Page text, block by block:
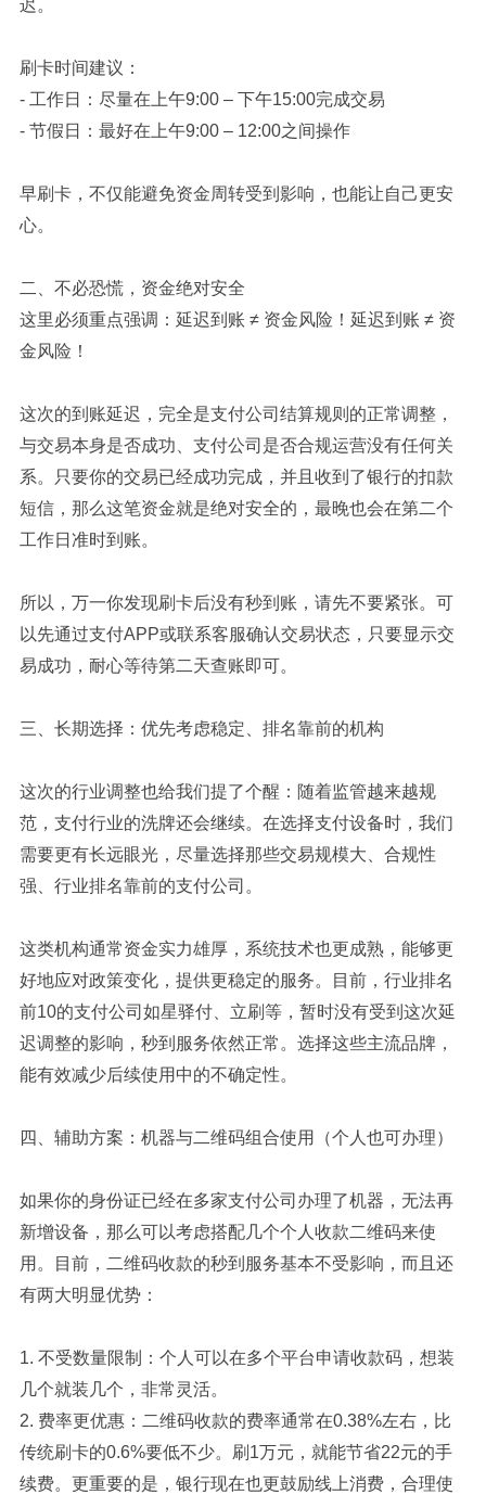
迟。
刷卡时间建议：
- 工作日：尽量在上午9:00 – 下午15:00完成交易
- 节假日：最好在上午9:00 – 12:00之间操作
早刷卡，不仅能避免资金周转受到影响，也能让自己更安
心。
二、不必恐慌，资金绝对安全
这里必须重点强调：延迟到账 ≠ 资金风险！延迟到账 ≠ 资
金风险！
这次的到账延迟，完全是支付公司结算规则的正常调整，
与交易本身是否成功、支付公司是否合规运营没有任何关
系。只要你的交易已经成功完成，并且收到了银行的扣款
短信，那么这笔资金就是绝对安全的，最晚也会在第二个
工作日准时到账。
所以，万一你发现刷卡后没有秒到账，请先不要紧张。可
以先通过支付APP或联系客服确认交易状态，只要显示交
易成功，耐心等待第二天查账即可。
三、长期选择：优先考虑稳定、排名靠前的机构
这次的行业调整也给我们提了个醒：随着监管越来越规
范，支付行业的洗牌还会继续。在选择支付设备时，我们
需要更有长远眼光，尽量选择那些交易规模大、合规性
强、行业排名靠前的支付公司。
这类机构通常资金实力雄厚，系统技术也更成熟，能够更
好地应对政策变化，提供更稳定的服务。目前，行业排名
前10的支付公司如星驿付、立刷等，暂时没有受到这次延
迟调整的影响，秒到服务依然正常。选择这些主流品牌，
能有效减少后续使用中的不确定性。
四、辅助方案：机器与二维码组合使用（个人也可办理）
如果你的身份证已经在多家支付公司办理了机器，无法再
新增设备，那么可以考虑搭配几个个人收款二维码来使
用。目前，二维码收款的秒到服务基本不受影响，而且还
有两大明显优势：
1. 不受数量限制：个人可以在多个平台申请收款码，想装
几个就装几个，非常灵活。
2. 费率更优惠：二维码收款的费率通常在0.38%左右，比
传统刷卡的0.6%要低不少。刷1万元，就能节省22元的手
续费。更重要的是，银行现在也更鼓励线上消费，合理使